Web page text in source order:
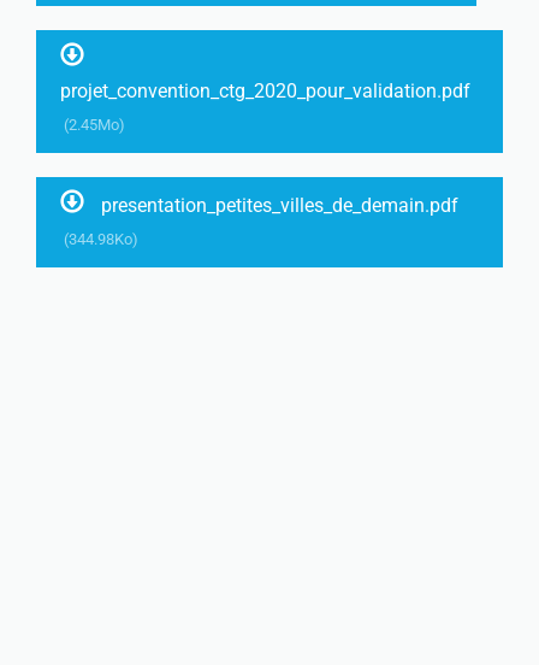
projet_convention_ctg_2020_pour_validation.pdf
(2.45Mo)
presentation_petites_villes_de_demain.pdf
(344.98Ko)